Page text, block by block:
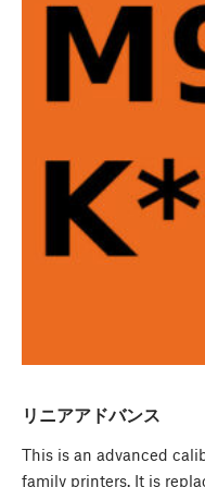
リニアアドバンス
This is an advanced
family printers. It is